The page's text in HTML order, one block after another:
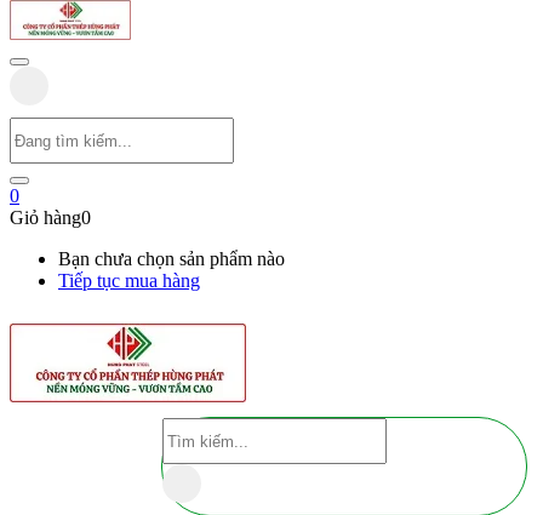
0
Giỏ hàng0
Bạn chưa chọn sản phẩm nào
Tiếp tục mua hàng